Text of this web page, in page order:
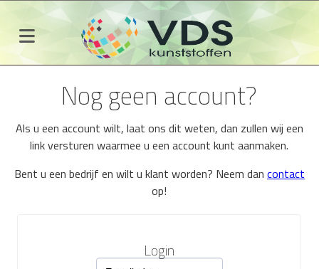
Nog geen account?
Als u een account wilt, laat ons dit weten, dan zullen wij een
link versturen waarmee u een account kunt aanmaken.
Bent u een bedrijf en wilt u klant worden? Neem dan contact
op!
Login